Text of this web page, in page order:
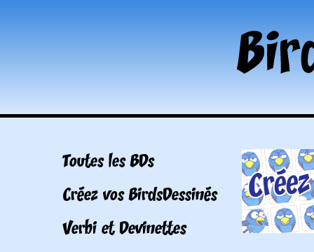
Toutes les BDs
Créez vos BirdsDessinés
Verbi et Devinettes